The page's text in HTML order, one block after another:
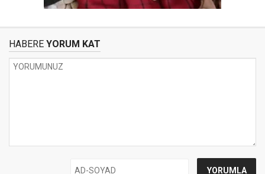
HABERE YORUM KAT